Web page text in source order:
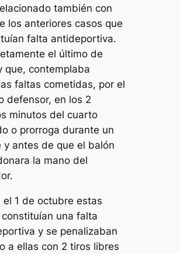
también con
los anteriores casos que
falta antideportiva.
el último de
que, contemplaba
faltas cometidas, por el
defensor, en los 2
minutos del cuarto
o prorroga durante un
y antes de que el balón
la mano del
el 1 de octubre estas
una falta
y se penalizaban
a ellas con 2 tiros libres